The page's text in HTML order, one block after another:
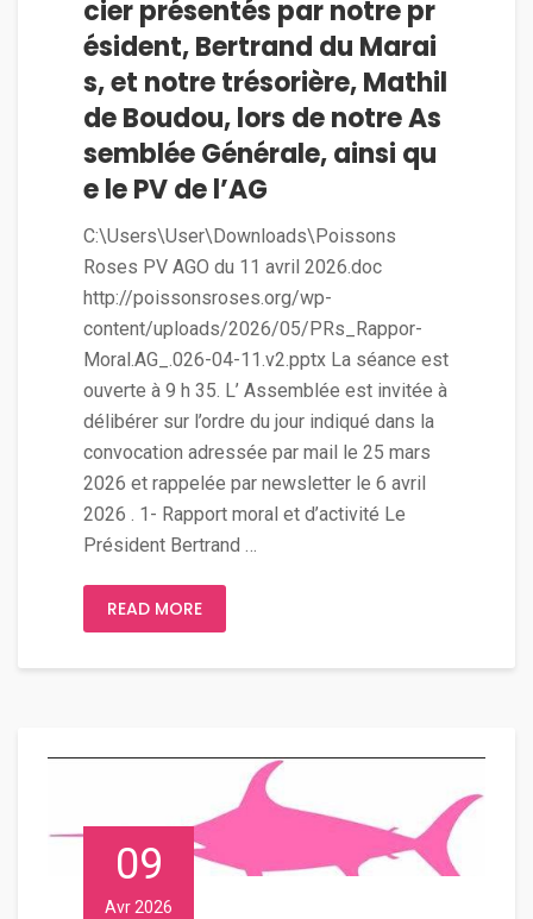
cier présentés par notre pr
ésident, Bertrand du Marai
s, et notre trésorière, Mathil
de Boudou, lors de notre As
semblée Générale, ainsi qu
e le PV de l’AG
C:\Users\User\Downloads\Poissons
Roses PV AGO du 11 avril 2026.doc
http://poissonsroses.org/wp-
content/uploads/2026/05/PRs_Rappor-
Moral.AG_.026-04-11.v2.pptx La séance est
ouverte à 9 h 35. L’ Assemblée est invitée à
délibérer sur l’ordre du jour indiqué dans la
convocation adressée par mail le 25 mars
2026 et rappelée par newsletter le 6 avril
2026 . 1- Rapport moral et d’activité Le
Président Bertrand …
READ MORE
09
Avr 2026